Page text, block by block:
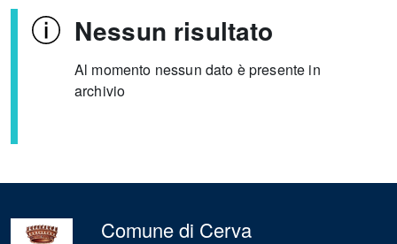
Nessun risultato
Al momento nessun dato è presente in
archivio
Comune di Cerva